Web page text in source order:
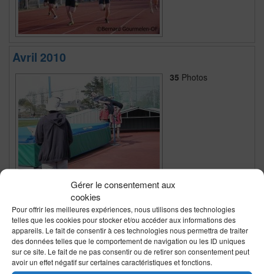
Gérer le consentement aux
cookies
Pour offrir les meilleures expériences, nous utilisons des technologies
telles que les cookies pour stocker et/ou accéder aux informations des
appareils. Le fait de consentir à ces technologies nous permettra de traiter
des données telles que le comportement de navigation ou les ID uniques
sur ce site. Le fait de ne pas consentir ou de retirer son consentement peut
avoir un effet négatif sur certaines caractéristiques et fonctions.
Avril 2010
35 Photos
Interclub 1er tour 2010
87Photos
Interclub 1er tour 2010 2eme partie
53Photos